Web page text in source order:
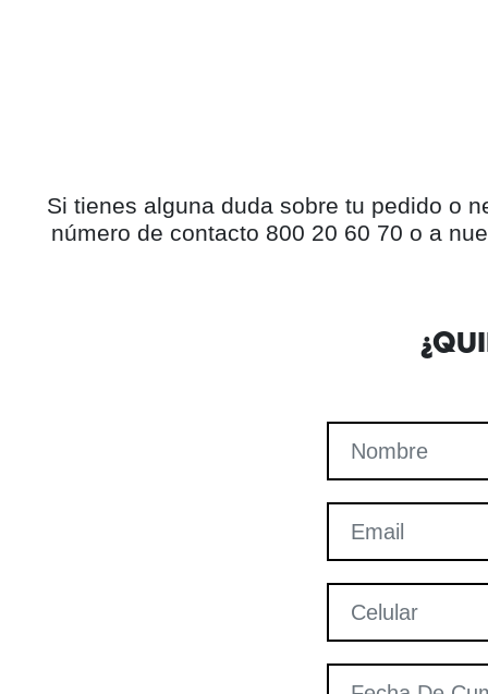
Si tienes alguna duda sobre tu pedido o
número de contacto 800 20 60 70 o a